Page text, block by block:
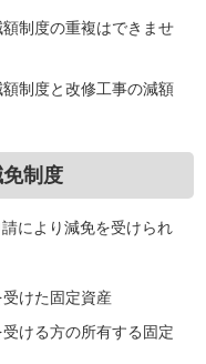
制度の重複はできませ
制度と改修工事の減額
制度
により減免を受けられ
けた固定資産
ける方の所有する固定